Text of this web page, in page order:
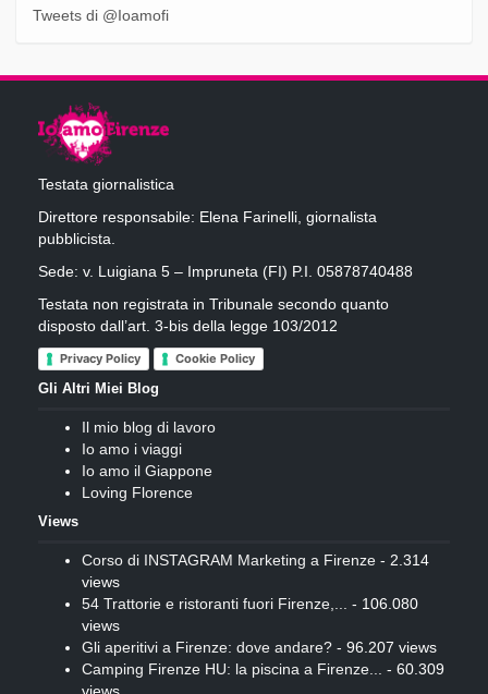
Tweets di @Ioamofi
Testata giornalistica
Direttore responsabile: Elena Farinelli, giornalista
pubblicista.
Sede: v. Luigiana 5 – Impruneta (FI) P.I. 05878740488
Testata non registrata in Tribunale secondo quanto
disposto dall’art. 3-bis della legge 103/2012
Privacy Policy Cookie Policy
Gli Altri Miei Blog
Il mio blog di lavoro
Io amo i viaggi
Io amo il Giappone
Loving Florence
Views
Corso di INSTAGRAM Marketing a Firenze - 2.314
views
54 Trattorie e ristoranti fuori Firenze,... - 106.080
views
Gli aperitivi a Firenze: dove andare? - 96.207 views
Camping Firenze HU: la piscina a Firenze... - 60.309